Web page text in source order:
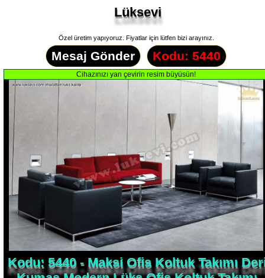
Lüksevi
Özel üretim yapıyoruz. Fiyatlar için lütfen bizi arayınız.
Mesaj Gönder Kodu: 5440
Kodu: 5440 - Maksi Ofis Koltuk Takımı
Kumaş Modern Lüks Ofis Koltuk Takımı